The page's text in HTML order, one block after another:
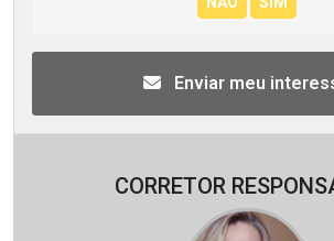
Enviar meu
CORRETOR